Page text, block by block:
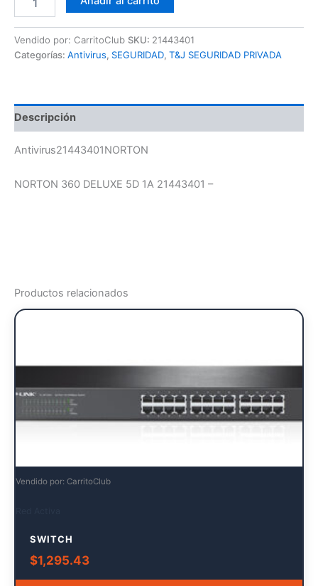
Vendido por: CarritoClub SKU: 21443401
Categorías: Antivirus, SEGURIDAD, T&J SEGURIDAD PRIVADA
Descripción
Antivirus21443401NORTON
NORTON 360 DELUXE 5D 1A 21443401 –
Productos relacionados
Vendido por: CarritoClub
SWITCH
$1,295.43